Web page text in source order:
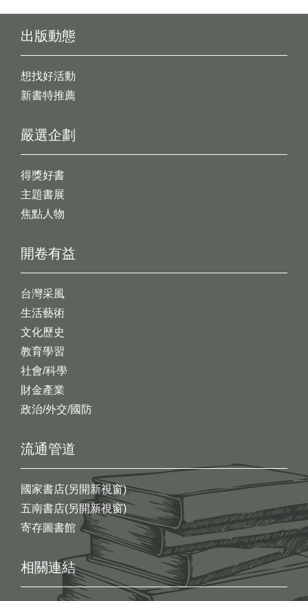
出版動態
想找好活動
新書特推薦
開卷有益
台灣采風
生活藝術
文化歷史
教育學習
社會/科學
財金產業
政治/外交/國防
嚴選企劃
得獎好書
主題書展
焦點人物
流通管道
國家書店(另開新視窗)
五南書店(另開新視窗)
寄存圖書館
相關連結